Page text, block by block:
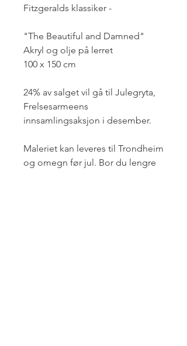
Fitzgeralds klassiker -
"The Beautiful and Damned"
Akryl og olje på lerret
100 x 150 cm
24% av salget vil gå til Julegryta,
Frelsesarmeens
innsamlingsaksjon i desember.
Maleriet kan leveres til Trondheim
og omegn før jul. Bor du lengre